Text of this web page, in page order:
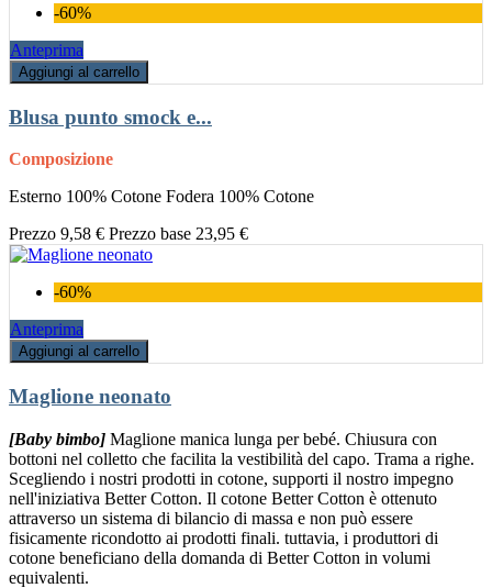
-60%
Anteprima
Aggiungi al carrello
Blusa punto smock e...
Composizione
Esterno 100% Cotone Fodera 100% Cotone
Prezzo 9,58 € Prezzo base 23,95 €
-60%
Anteprima
Aggiungi al carrello
Maglione neonato
[Baby bimbo] Maglione manica lunga per bebé. Chiusura con
bottoni nel colletto che facilita la vestibilità del capo. Trama a righe.
Scegliendo i nostri prodotti in cotone, supporti il nostro impegno
nell'iniziativa Better Cotton. Il cotone Better Cotton è ottenuto
attraverso un sistema di bilancio di massa e non può essere
fisicamente ricondotto ai prodotti finali. tuttavia, i produttori di
cotone beneficiano della domanda di Better Cotton in volumi
equivalenti.